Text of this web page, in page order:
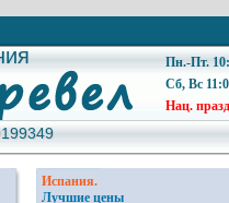
Пн.-Пт.
Сб, Вс
Нац.
Испания.
Лучшие цены